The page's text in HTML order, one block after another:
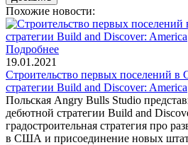
Похожие новости:
Подробнее
19.01.2021
Строительство первых поселений
стратегии Build and Discover: America
Польская Angry Bulls Studio
дебютной стратегии Build and
градостроительная стратегия про
в США и присоединение новых